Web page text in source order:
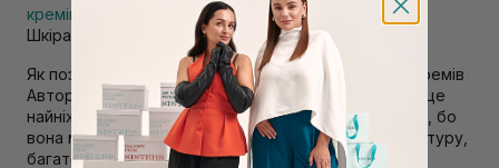
Шкiра
Як позбутися зморшок під очима: топ найкращих кремів
Автор: Романа Маїк [artnav] Шкіра навколо очей — це
найніжніша ділянка, яка першою видає втому чи вік, бо
вона має свої анатомічні особливості: тоншу структуру,
багато капілярів і майже не має с...